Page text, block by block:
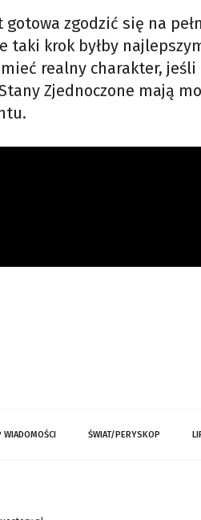
gotowa zgodzić się na
taki krok byłby
realny charakter,
Zjednoczone mają
WIADOMOŚCI ŚWIAT/PERYSKOP